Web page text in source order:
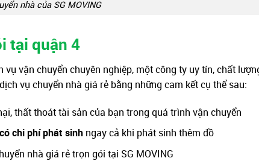
nhà của SG MOVING
tại quận 4
vụ vận chuyển chuyên nghiệp, một công ty uy tín, chất
vụ chuyển nhà giá rẻ bằng những cam kết cụ thể sau:
thất thoát tài sản của bạn trong quá trình vận chuyển
chi phí phát sinh ngay cả khi phát sinh thêm đồ
nhà giá rẻ trọn gói tại SG MOVING